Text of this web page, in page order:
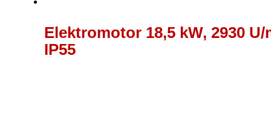
Elektromotor 18,5 kW, 2930 U/
IP55